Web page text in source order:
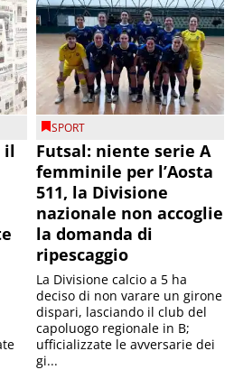
il
SPORT
Futsal: niente serie A
femminile per l’Aosta
511, la Divisione
nazionale non accoglie
la domanda di
ripescaggio
La Divisione calcio a 5 ha
deciso di non varare un girone
dispari, lasciando il club del
capoluogo regionale in B;
ufficializzate le avversarie dei
gi...